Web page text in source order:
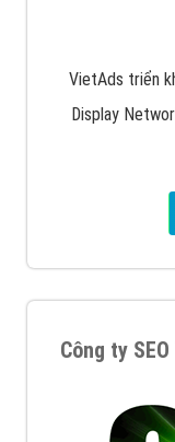
VietAds triển
Display
Công ty